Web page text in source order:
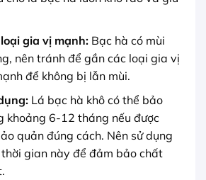
gia vị mạnh:Bạc hà có mùi
nên tránh để gần các loại gia vị
để không bị lẫn mùi.
Lá bạc hà khô có thể bảo
khoảng 6-12 tháng nếu được
quản đúng cách. Nên sử dụng
gian này để đảm bảo chất